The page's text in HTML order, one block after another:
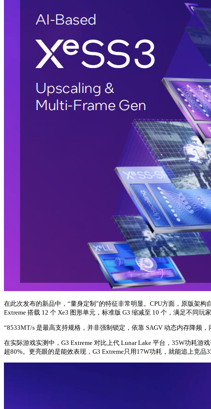
在此次发布的新品中，“量身定制”的特征非常明显。CPU方面，原版架
Extreme 搭载 12 个 Xe3 图形单元，标准版 G3 缩减至 10 个，满足不同
“8533MT/s 是最高支持规格，并非强制锁定，依靠 SAGV 动态内存降频，
在实际游戏实测中，G3 Extreme 对比上代 Lunar Lake 平台，35W功耗
超80%。更亮眼的是能效表现，G3 Extreme只用17W功耗，就能追上竞品